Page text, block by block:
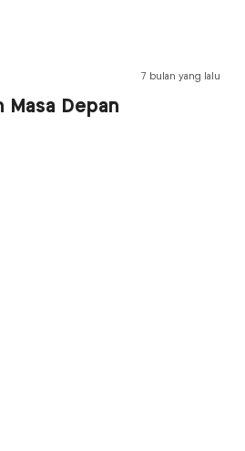
7 bulan yang lalu
Masa Depan